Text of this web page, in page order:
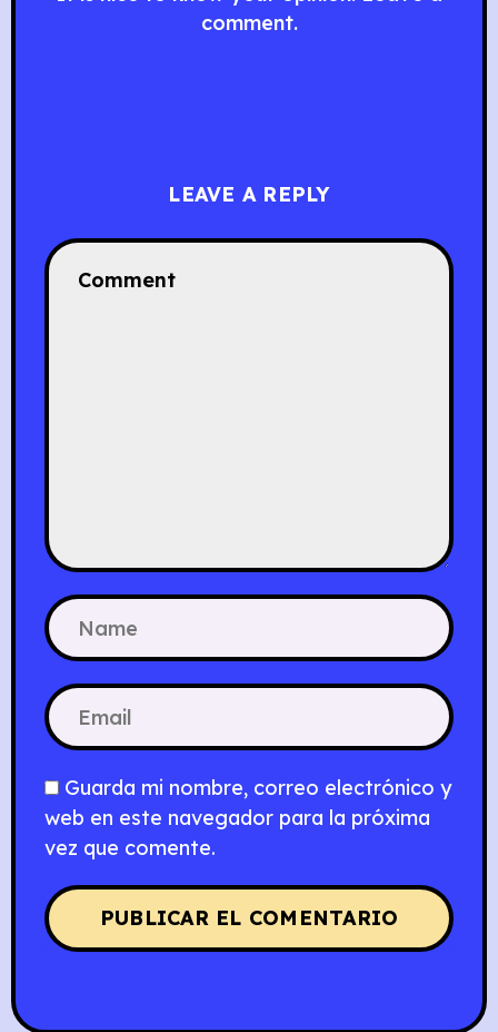
comment.
LEAVE A REPLY
Guarda mi nombre, correo electrónico y
web en este navegador para la próxima
vez que comente.